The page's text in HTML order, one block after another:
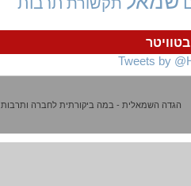
Tweets by
השמאלית - במה ביקורתית לחברה ותרבות